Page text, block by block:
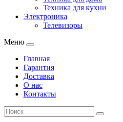
Техника для кухни
Электроника
Телевизоры
Меню
Главная
Гарантия
Доставка
О нас
Контакты